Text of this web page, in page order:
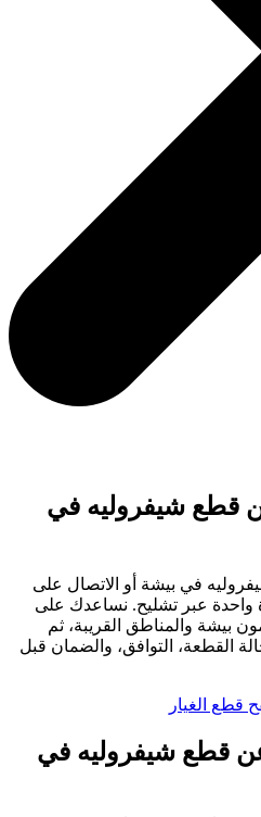
قطع شيفروليه في
في بيشة أو الاتصال على
عبر تشليح. نساعدك على
بيشة والمناطق القريبة، ثم
القطعة، التوافق، والضمان قبل
قطع الغيار
عن قطع شيفروليه في